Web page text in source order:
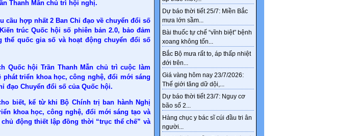
Dự báo thời tiết 25/7: Miền Bắc
mưa lớn sầm...
Bài thuốc tự chế “vĩnh biệt” bệnh
xoang không tốn...
Bắc Bộ mưa rất to, áp thấp nhiệt
đới trên...
Giá vàng hôm nay 23/7/2026:
Thế giới tăng dữ dội,...
Dự báo thời tiết 23/7: Nguy cơ
bão số 2...
Hàng chục y bác sĩ cúi đầu tri ân
người...
Thanh Mẫn chủ trì hội nghị.
cầu hợp nhất 2 Ban Chỉ đạo về chuyển đổi số
trúc Quốc hội số phiên bản 2.0, bảo đảm
quốc gia số và hoạt động chuyển đổi số
Quốc hội Trần Thanh Mẫn chủ trì cuộc làm
triển khoa học, công nghệ, đổi mới sáng
đạo Chuyển đổi số của Quốc hội.
biết, kể từ khi Bộ Chính trị ban hành Nghị
khoa học, công nghệ, đổi mới sáng tạo và
động thiết lập đồng thời “trục thể chế” và